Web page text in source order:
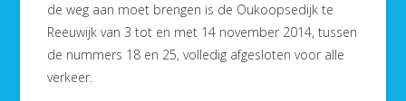
de weg aan moet brengen is de Oukoopsedijk te
Reeuwijk van 3 tot en met 14 november 2014, tussen
de nummers 18 en 25, volledig afgesloten voor alle
verkeer.